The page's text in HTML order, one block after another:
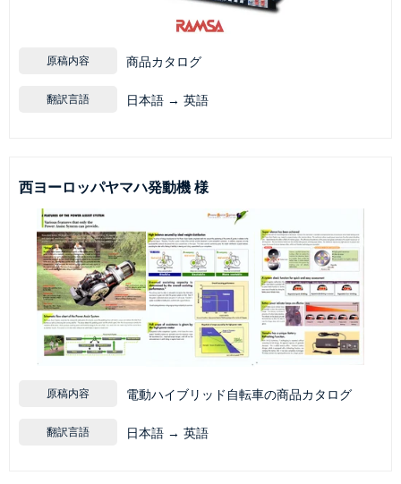
原稿内容 商品カタログ
翻訳言語 日本語 → 英語
西ヨーロッパヤマハ発動機 様
原稿内容 電動ハイブリッド自転車の商品カタログ
翻訳言語 日本語 → 英語